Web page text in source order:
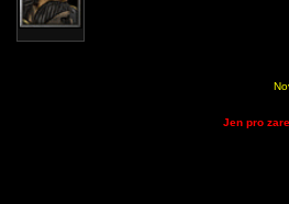
Jen pro